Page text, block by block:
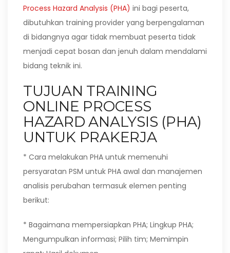
Process Hazard Analysis (PHA) ini bagi peserta,
dibutuhkan training provider yang berpengalaman
di bidangnya agar tidak membuat peserta tidak
menjadi cepat bosan dan jenuh dalam mendalami
bidang teknik ini.
TUJUAN TRAINING
ONLINE PROCESS
HAZARD ANALYSIS (PHA)
UNTUK PRAKERJA
* Cara melakukan PHA untuk memenuhi
persyaratan PSM untuk PHA awal dan manajemen
analisis perubahan termasuk elemen penting
berikut:
* Bagaimana mempersiapkan PHA; Lingkup PHA;
Mengumpulkan informasi; Pilih tim; Memimpin